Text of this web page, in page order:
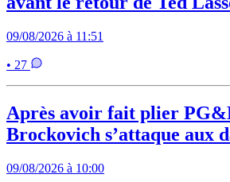
09/08/2026 à 11:51
• 27
Après avoir fait plier
Brockovich s’attaque aux
09/08/2026 à 10:00